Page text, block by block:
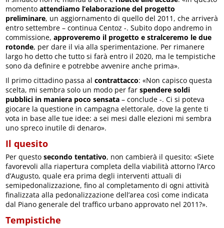
momentoattendiamo l’elaborazione del progetto
preliminare, un aggiornamento di quello del 2011, che arriverà
entro settembre – continua Centoz -. Subito dopo andremo in
commissione,approveremo il progetto e stralceremo le due
rotonde, per dare il via alla sperimentazione. Per rimanere
largo ho detto che tutto si farà entro il 2020, ma le tempistiche
sono da definire e potrebbe avvenire anche prima».
Il primo cittadino passa alcontrattacco: «Non capisco questa
scelta, mi sembra solo un modo per farspendere soldi
pubblici in maniera poco sensata – conclude -. Ci si poteva
giocare la questione in campagna elettorale, dove la gente ti
vota in base alle tue idee: a sei mesi dalle elezioni mi sembra
uno spreco inutile di denaro».
Il quesito
Per questosecondo tentativo, non cambierà il quesito: «Siete
favorevoli alla riapertura completa della viabilità attorno l’Arco
d’Augusto, quale era prima degli interventi attuali di
semipedonalizzazione, fino al completamento di ogni attività
finalizzata alla pedonalizzazione dell’area così come indicata
dal Piano generale del traffico urbano approvato nel 2011?».
Tempistiche